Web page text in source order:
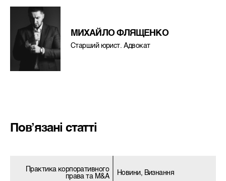
МИХАЙЛО ФЛЯЩЕНКО
Старший юрист. Адвокат
Пов’язані статті
Практика корпоративного
права та M&A
Новини, Визнання